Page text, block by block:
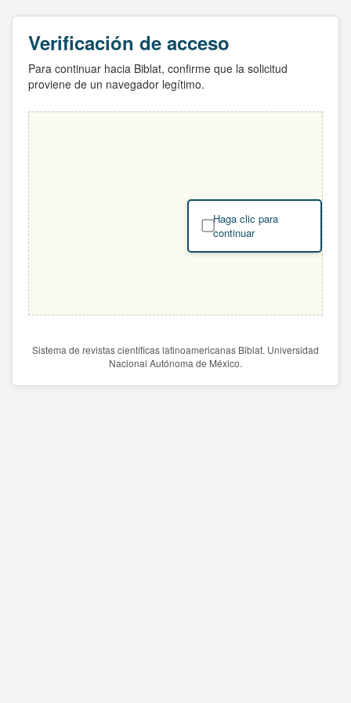
Verificación de acceso
Para continuar hacia Biblat, confirme que la solicitud
proviene de un navegador legítimo.
Haga clic para
continuar
Sistema de revistas científicas latinoamericanas Biblat. Universidad
Nacional Autónoma de México.